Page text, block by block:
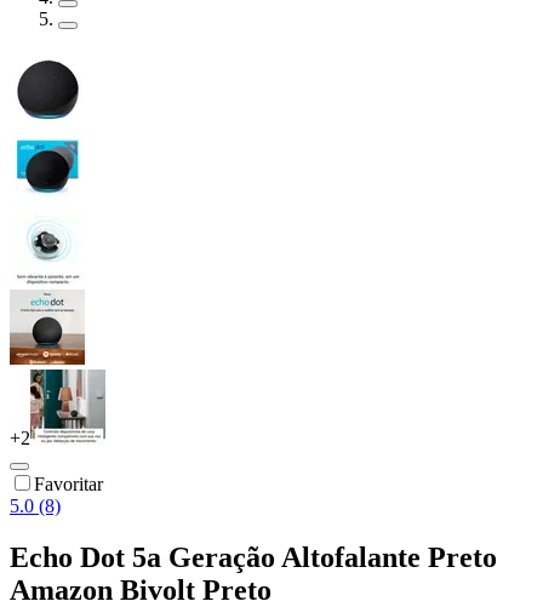
+2
Favoritar
5.0 (8)
Echo Dot 5a Geração Altofalante Preto
Amazon Bivolt Preto